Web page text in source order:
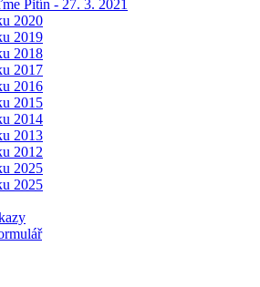
Pitín - 27. 3. 2021
2020
2019
2018
2017
2016
2015
2014
2013
2012
2025
2025